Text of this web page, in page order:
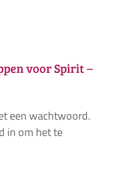
voor Spirit –
een wachtwoord.
in om het te